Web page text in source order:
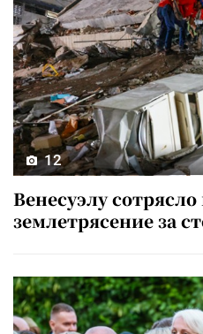
12
Венесуэлу
землетрясение за